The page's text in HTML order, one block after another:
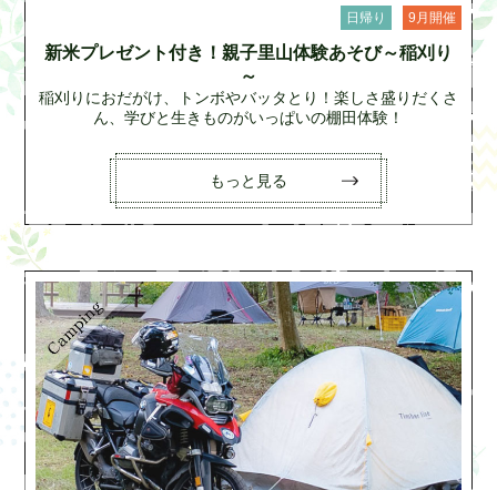
日帰り 9月開催
新米プレゼント付き！親子里山体験あそび～稲刈り
～
稲刈りにおだがけ、トンボやバッタとり！楽しさ盛りだくさ
ん、学びと生きものがいっぱいの棚田体験！
もっと見る